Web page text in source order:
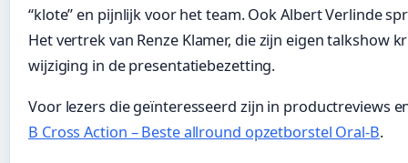
“klote” en pijnlijk voor het team. Ook Albert Verlinde
Het vertrek van Renze Klamer, die zijn eigen talkshow
wijziging in de presentatiebezetting.
Voor lezers die geïnteresseerd zijn in productreviews
B Cross Action – Beste allround opzetborstel Oral-B.